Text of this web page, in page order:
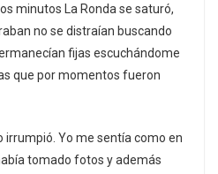
minutos La Ronda se saturó,
no se distraían buscando
fijas escuchándome
que por momentos fueron
irrumpió. Yo me sentía como en
tomado fotos y además